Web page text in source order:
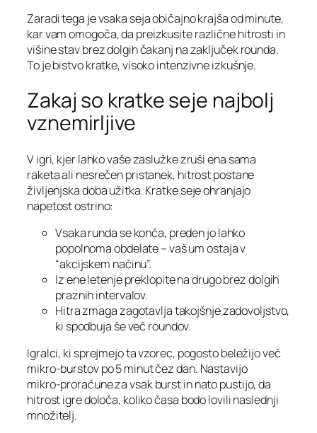
Zaradi tega je vsaka seja običajno krajša od minute,
kar vam omogoča, da preizkusite različne hitrosti in
višine stav brez dolgih čakanj na zaključek rounda.
To je bistvo kratke, visoko intenzivne izkušnje.
Zakaj so kratke seje najbolj
vznemirljive
V igri, kjer lahko vaše zaslužke zruši ena sama
raketa ali nesrečen pristanek, hitrost postane
življenjska doba užitka. Kratke seje ohranjajo
napetost ostrino:
Vsaka runda se konča, preden jo lahko
popolnoma obdelate – vaš um ostaja v
“akcijskem načinu”.
Iz ene letenje preklopite na drugo brez dolgih
praznih intervalov.
Hitra zmaga zagotavlja takojšnje zadovoljstvo,
ki spodbuja še več roundov.
Igralci, ki sprejmejo ta vzorec, pogosto beležijo več
mikro‑burstov po 5 minut čez dan. Nastavijo
mikro‑proračune za vsak burst in nato pustijo, da
hitrost igre določa, koliko časa bodo lovili naslednji
množitelj.